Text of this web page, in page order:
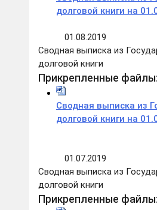
долговой книги на
01.08.2019
Сводная выписка из
долговой книги
Прикрепленные файлы:
Сводная выписка из
долговой книги на
01.07.2019
Сводная выписка из
долговой книги
Прикрепленные файлы: